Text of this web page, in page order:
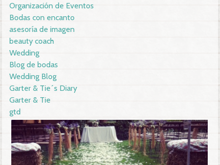
Organización de Eventos
Bodas con encanto
asesoría de imagen
beauty coach
Wedding
Blog de bodas
Wedding Blog
Garter & Tie´s Diary
Garter & Tie
gtd